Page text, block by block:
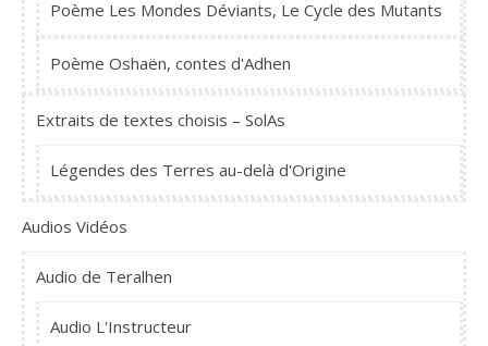
Poème Les Mondes Déviants, Le Cycle des Mutants
Poème Oshaën, contes d'Adhen
Extraits de textes choisis – SolAs
Légendes des Terres au-delà d'Origine
Audios Vidéos
Audio de Teralhen
Audio L'Instructeur